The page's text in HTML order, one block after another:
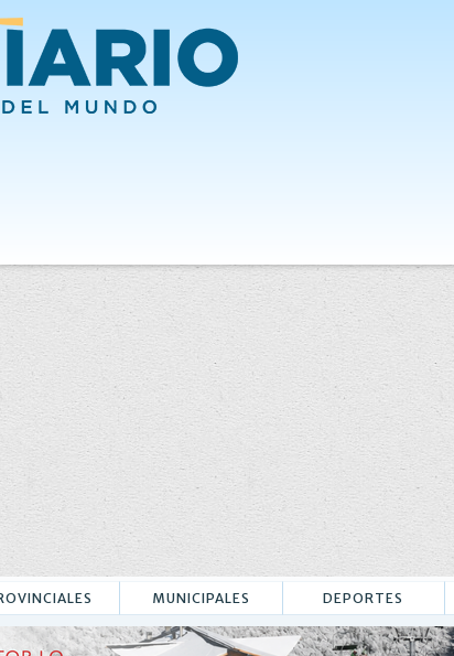
MUNICIPALES DEPORTES